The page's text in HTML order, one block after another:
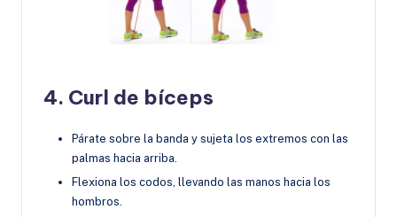
4. Curl de bíceps
Párate sobre la banda y sujeta los extremos con las
palmas hacia arriba.
Flexiona los codos, llevando las manos hacia los
hombros.